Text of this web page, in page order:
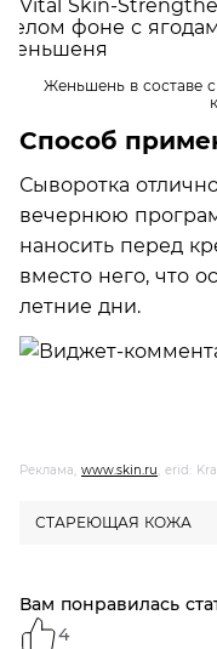
Женьшень в составе
Способ
Сыворотка
вечернюю
наносить перед
вместо него, что
летние дни.
Реклама, www.skin.ru, erid:
СТАРЕЮЩАЯ КОЖА
Вам понравилась
4